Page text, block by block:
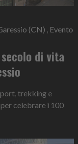
(CN) , Evento
di vita
trekking e
celebrare i 100